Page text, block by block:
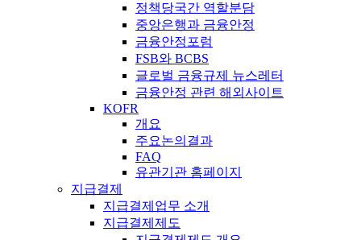
정책당국간 역할분담
중앙은행과 금융안정
금융안정포럼
FSB와 BCBS
글로벌 금융규제 뉴스레터
금융안정 관련 해외사이트
KOFR
개요
주요논의결과
FAQ
유관기관 홈페이지
지급결제
지급결제업무 소개
지급결제제도